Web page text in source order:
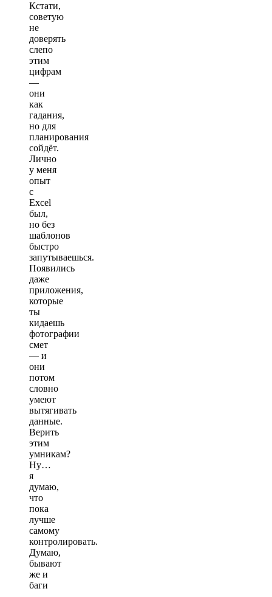
Кстати,
советую
не
доверять
слепо
этим
цифрам
—
они
как
гадания,
но для
планирования
сойдёт.
Лично
у меня
опыт
с
Excel
был,
но без
шаблонов
быстро
запутываешься.
Появились
даже
приложения,
которые
ты
кидаешь
фотографии
смет
— и
они
потом
словно
умеют
вытягивать
данные.
Верить
этим
умникам?
Ну…
я
думаю,
что
пока
лучше
самому
контролировать.
Думаю,
бывают
же и
баги